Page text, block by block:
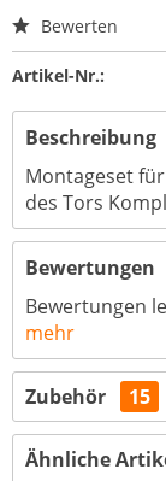
Bewerten
Artikel-Nr.:
Beschreibung
Montageset
des Tors
Bewertungen
Bewertungen
mehr
Zubehör 15
Ähnliche